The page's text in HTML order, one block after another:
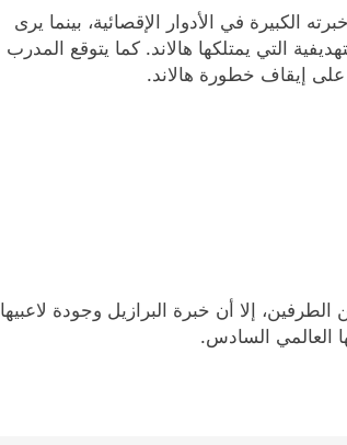
في الأدوار الإقصائية، بينما يرى
التي يمتلكها هالاند. كما يتوقع المدرب
إلا أن خبرة البرازيل وجودة لاعبيها
العالمي السادس.